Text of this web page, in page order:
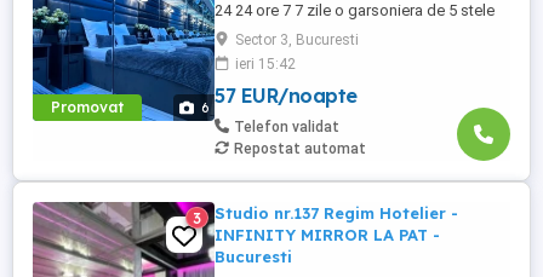
Promovat 6
24 24 ore 7 7 zile o garsoniera de 5 stele
Luxoase cu un desing unic si deosebit in
Sector 3 Bucuresti . Garsoniera se alfa in
Complex Rezidential Nou . Acces Bariera
Monitorizare Video in Complex ( de la
Politia Locala Sector 3 ) Loc de parcare
PRIVAT in complex ...
Sector 3, Bucuresti
ieri 15:42
57 EUR/noapte
Telefon validat
Repostat automat
3
Studio nr.137 Regim Hotelier -
INFINITY MIRROR LA PAT -
Bucuresti